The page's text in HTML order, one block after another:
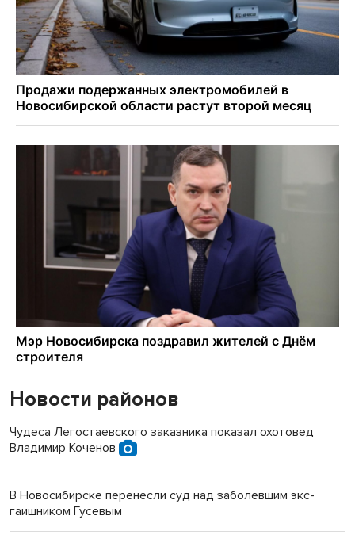
Новости районов
Чудеса Легостаевского заказника показал охотовед
Владимир Коченов
В Новосибирске перенесли суд над заболевшим экс-
гаишником Гусевым